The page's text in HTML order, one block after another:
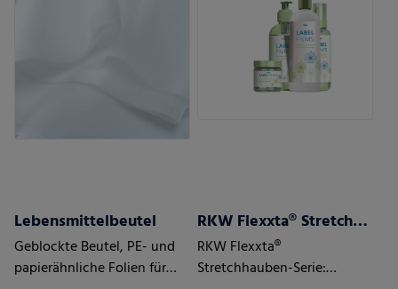
Lebensmittelbeutel
Geblockte Beutel, PE- und
papierähnliche Folien für
RKW Flexxta® Stretchhauben-Serie
RKW Flexxta®
Stretchhauben-Serie: